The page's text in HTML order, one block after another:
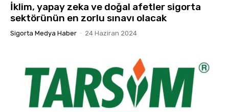
İklim, yapay zeka ve doğal afetler sigorta
sektörünün en zorlu sınavı olacak
Sigorta Medya Haber - 24 Haziran 2024